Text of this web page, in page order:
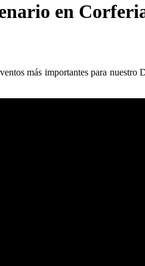
en
más importantes para